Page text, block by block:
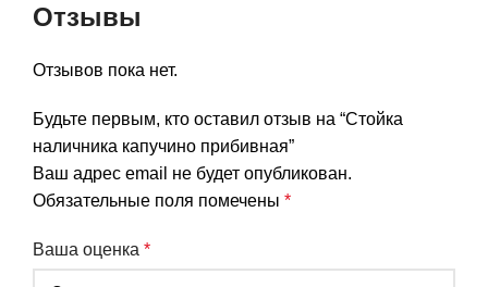
Отзывы
Отзывов пока нет.
Будьте первым, кто оставил отзыв на “Стойка
наличника капучино прибивная”
Ваш адрес email не будет опубликован.
Обязательные поля помечены *
Ваша оценка *